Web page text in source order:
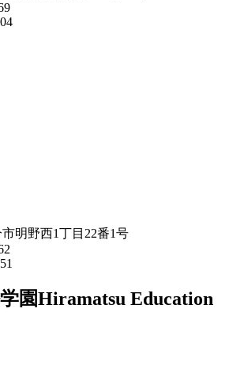
市明野西1丁目22番1号
園Hiramatsu Education